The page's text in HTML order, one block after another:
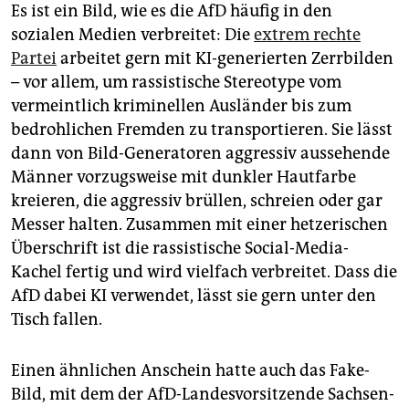
Es ist ein Bild, wie es die AfD häufig in den
sozialen Medien verbreitet: Dieextrem rechte
Parteiarbeitet gern mit KI-generierten Zerrbilden
– vor allem, um rassistische Stereotype vom
vermeintlich kriminellen Ausländer bis zum
bedrohlichen Fremden zu transportieren. Sie lässt
dann von Bild-Generatoren aggressiv aussehende
Männer vorzugsweise mit dunkler Hautfarbe
kreieren, die aggressiv brüllen, schreien oder gar
Messer halten. Zusammen mit einer hetzerischen
Überschrift ist die rassistische Social-Media-
Kachel fertig und wird vielfach verbreitet. Dass die
AfD dabei KI verwendet, lässt sie gern unter den
Tisch fallen.
Einen ähnlichen Anschein hatte auch das Fake-
Bild, mit dem der AfD-Landesvorsitzende Sachsen-